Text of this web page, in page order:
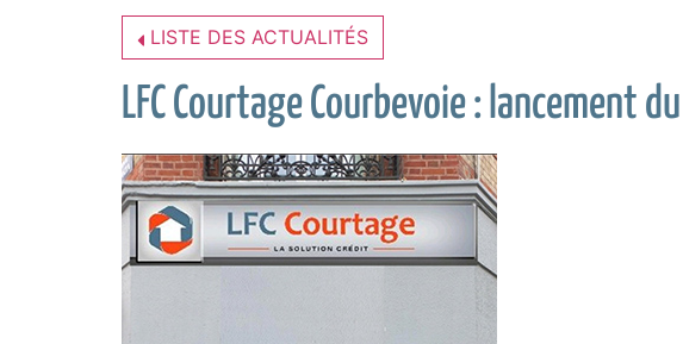
LISTE DES ACTUALITÉS
LFC Courtage Courbevoie : lancement